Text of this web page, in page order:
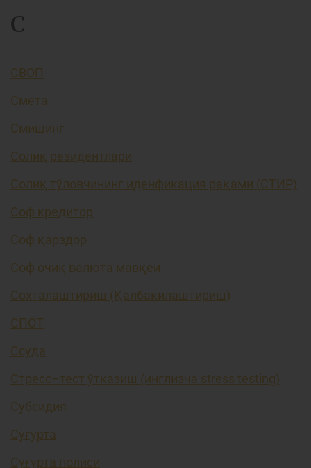
С
СВОП
Смета
Смишинг
Солиқ резидентлари
Солиқ тўловчининг иденфикация рақами (СТИР)
Соф кредитор
Соф қарздор
Соф очиқ валюта мавқеи
Сохталаштириш (Қалбакилаштириш)
СПОТ
Ссуда
Стресс–тест ўтказиш (инглизча stress testing)
Субсидия
Суғурта
Суғурта полиси